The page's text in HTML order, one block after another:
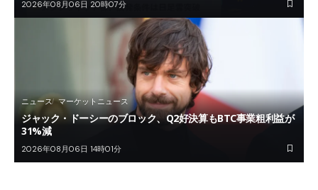
2026年08月06日 20時07分
ニュース マーケットニュース
ジャック・ドーシーのブロック、Q2好決算もBTC事業粗利益が
31%減
2026年08月06日 14時01分